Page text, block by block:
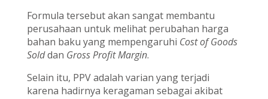
Formula tersebut akan sangat membantu
perusahaan untuk melihat perubahan harga
bahan baku yang mempengaruhi Cost of Goods
Solddan Gross Profit Margin.
Selain itu, PPV adalah varian yang terjadi
karena hadirnya keragaman sebagai akibat